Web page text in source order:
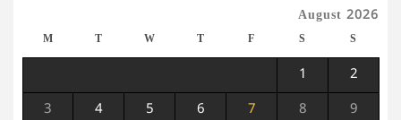
August 2026
M T W T F S S
1 2
3 4 5 6 7 8 9